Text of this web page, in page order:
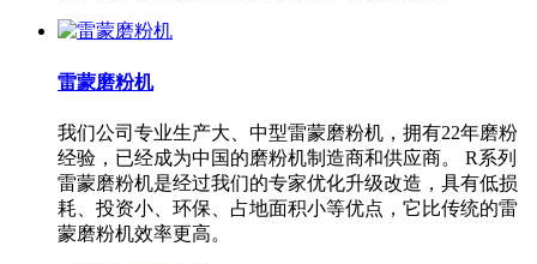
雷蒙磨粉机
我们公司专业生产大、中型雷蒙磨粉机，拥有22年磨粉
经验，已经成为中国的磨粉机制造商和供应商。 R系列
雷蒙磨粉机是经过我们的专家优化升级改造，具有低损
耗、投资小、环保、占地面积小等优点，它比传统的雷
蒙磨粉机效率更高。